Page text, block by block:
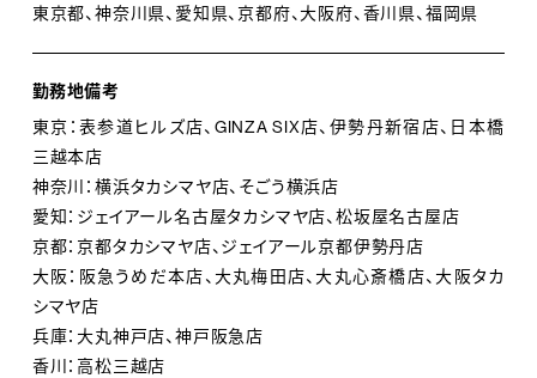
東京都、神奈川県、愛知県、京都府、大阪府、香川県、福岡県
勤務地備考
東京：表参道ヒルズ店、GINZA SIX店、伊勢丹新宿店、日本橋
三越本店
神奈川：横浜タカシマヤ店、そごう横浜店
愛知：ジェイアール名古屋タカシマヤ店、松坂屋名古屋店
京都：京都タカシマヤ店、ジェイアール京都伊勢丹店
大阪：阪急うめだ本店、大丸梅田店、大丸心斎橋店、大阪タカ
シマヤ店
兵庫：大丸神戸店、神戸阪急店
香川：高松三越店